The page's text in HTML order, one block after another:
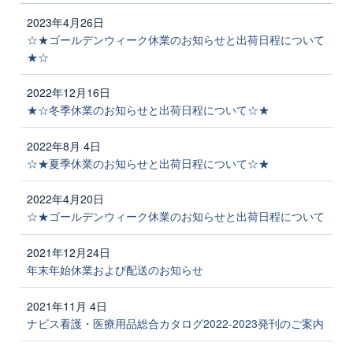
2023年4月26日
☆★ゴールデンウィーク休業のお知らせと出荷日程について
★☆
2022年12月16日
★☆冬季休業のお知らせと出荷日程について☆★
2022年8月 4日
☆★夏季休業のお知らせと出荷日程について☆★
2022年4月20日
☆★ゴールデンウィーク休業のお知らせと出荷日程について
2021年12月24日
年末年始休業および配送のお知らせ
2021年11月 4日
ナビス看護・医療用品総合カタログ2022-2023発刊のご案内